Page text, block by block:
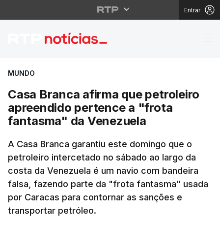
Entrar
Casa Branca afirma
MUNDO
Casa Branca afirma que petroleiro
apreendido pertence a "frota
fantasma" da Venezuela
A Casa Branca garantiu este domingo que o
petroleiro intercetado no sábado ao largo da
costa da Venezuela é um navio com bandeira
falsa, fazendo parte da "frota fantasma" usada
por Caracas para contornar as sanções e
transportar petróleo.